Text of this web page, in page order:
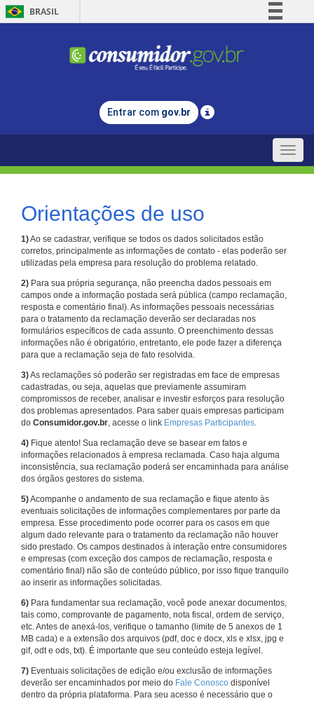
BRASIL
Comunica BR
Legislação
Entrar com gov.br
Toggle
Orientações de uso
1)Ao se cadastrar, verifique se todos os dados solicitados estão
corretos, principalmente as informações de contato - elas poderão ser
utilizadas pela empresa para resolução do problema relatado.
2) Para sua própria segurança, não preencha dados pessoais em
campos onde a informação postada será pública (campo reclamação,
resposta e comentário final). As informações pessoais necessárias
para o tratamento da reclamação deverão ser declaradas nos
formulários específicos de cada assunto. O preenchimento dessas
informações não é obrigatório, entretanto, ele pode fazer a diferença
para que a reclamação seja de fato resolvida.
3)As reclamações só poderão ser registradas em face de empresas
cadastradas, ou seja, aquelas que previamente assumiram
compromissos de receber, analisar e investir esforços para resolução
dos problemas apresentados. Para saber quais empresas participam
do Consumidor.gov.br, acesse o link Empresas Participantes.
4) Fique atento! Sua reclamação deve se basear em fatos e
informações relacionados à empresa reclamada. Caso haja alguma
inconsistência, sua reclamação poderá ser encaminhada para análise
dos órgãos gestores do sistema.
5)Acompanhe o andamento de sua reclamação e fique atento às
eventuais solicitações de informações complementares por parte da
empresa. Esse procedimento pode ocorrer para os casos em que
algum dado relevante para o tratamento da reclamação não houver
sido prestado. Os campos destinados à interação entre consumidores
e empresas (com exceção dos campos de reclamação, resposta e
comentário final) não são de conteúdo público, por isso fique tranquilo
ao inserir as informações solicitadas.
6) Para fundamentar sua reclamação, você pode anexar documentos,
tais como, comprovante de pagamento, nota fiscal, ordem de serviço,
etc. Antes de anexá-los, verifique o tamanho (limite de 5 anexos de 1
MB cada) e a extensão dos arquivos (pdf, doc e docx, xls e xlsx, jpg e
gif, odt e ods, txt). É importante que seu conteúdo esteja legível.
7) Eventuais solicitações de edição e/ou exclusão de informações
deverão ser encaminhados por meio do Fale Conosco disponível
dentro da própria plataforma. Para seu acesso é necessário que o